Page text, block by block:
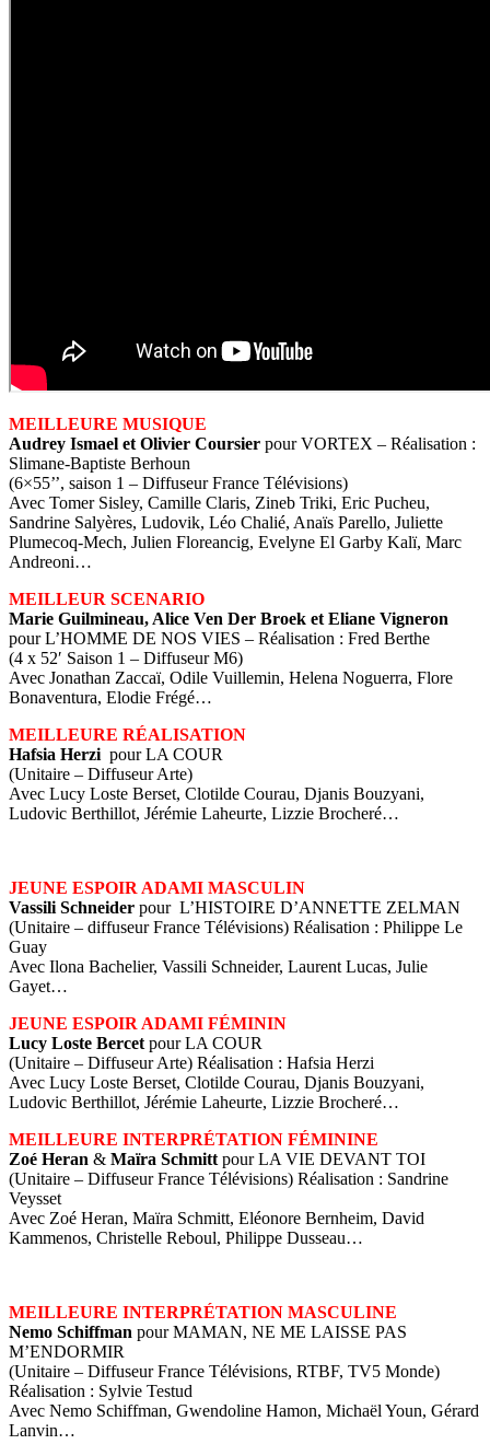
MEILLEURE MUSIQUE
Audrey Ismael et Olivier Coursier pour VORTEX – Réalisation :
Slimane-Baptiste Berhoun
(6×55’’, saison 1 – Diffuseur France Télévisions)
Avec Tomer Sisley, Camille Claris, Zineb Triki, Eric Pucheu,
Sandrine Salyères, Ludovik, Léo Chalié, Anaïs Parello, Juliette
Plumecoq-Mech, Julien Floreancig, Evelyne El Garby Kalï, Marc
Andreoni…
MEILLEUR SCENARIO
Marie Guilmineau, Alice Ven Der Broek et Eliane Vigneron
pour L’HOMME DE NOS VIES – Réalisation : Fred Berthe
(4 x 52′ Saison 1 – Diffuseur M6)
Avec Jonathan Zaccaï, Odile Vuillemin, Helena Noguerra, Flore
Bonaventura, Elodie Frégé…
MEILLEURE RÉALISATION
Hafsia Herzi pour LA COUR
(Unitaire – Diffuseur Arte)
Avec Lucy Loste Berset, Clotilde Courau, Djanis Bouzyani,
Ludovic Berthillot, Jérémie Laheurte, Lizzie Brocheré…
JEUNE ESPOIR ADAMI MASCULIN
Vassili Schneider pour L’HISTOIRE D’ANNETTE ZELMAN
(Unitaire – diffuseur France Télévisions) Réalisation : Philippe Le
Guay
Avec Ilona Bachelier, Vassili Schneider, Laurent Lucas, Julie
Gayet…
JEUNE ESPOIR ADAMI FÉMININ
Lucy Loste Bercet pour LA COUR
(Unitaire – Diffuseur Arte) Réalisation : Hafsia Herzi
Avec Lucy Loste Berset, Clotilde Courau, Djanis Bouzyani,
Ludovic Berthillot, Jérémie Laheurte, Lizzie Brocheré…
MEILLEURE INTERPRÉTATION FÉMININE
Zoé Heran & Maïra Schmitt pour LA VIE DEVANT TOI
(Unitaire – Diffuseur France Télévisions) Réalisation : Sandrine
Veysset
Avec Zoé Heran, Maïra Schmitt, Eléonore Bernheim, David
Kammenos, Christelle Reboul, Philippe Dusseau…
MEILLEURE INTERPRÉTATION MASCULINE
Nemo Schiffman pour MAMAN, NE ME LAISSE PAS
M’ENDORMIR
(Unitaire – Diffuseur France Télévisions, RTBF, TV5 Monde)
Réalisation : Sylvie Testud
Avec Nemo Schiffman, Gwendoline Hamon, Michaël Youn, Gérard
Lanvin…